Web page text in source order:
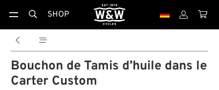
 SHOP  
 
Bouchon de Tamis d’huile dans le
Carter Custom